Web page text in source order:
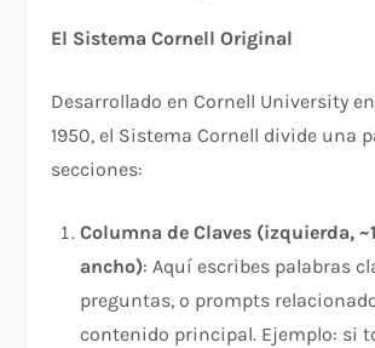
El Sistema Cornell Original
Desarrollado en Cornell University
1950, el Sistema Cornell divide una
secciones:​
Columna de Claves (izquierda,
ancho): Aquí escribes palabras
preguntas, o prompts
contenido principal. Ejemplo: si